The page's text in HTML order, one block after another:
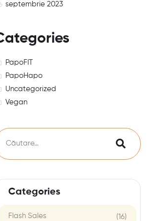
septembrie 2023
PapoFIT
PapoHapo
Uncategorized
Vegan
Categories
Flash Sales (16)